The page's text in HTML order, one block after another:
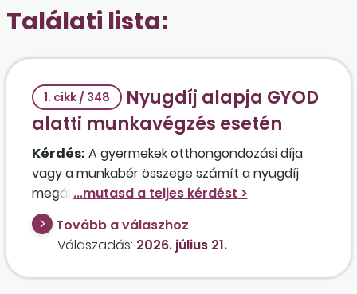
Találati lista:
1. cikk / 348
Nyugdíj alapja GYOD
alatti munkavégzés esetén
Kérdés: A gyermekek otthongondozási díja
vagy a munkabér összege számít a nyugdíj
megállapítása során abban az esetben, ha az
ellátás mellett az abban részesülő személy
napi 4 órás munkaviszonyban dolgozik?
Tovább a válaszhoz
Válaszadás: 2026. július 21.